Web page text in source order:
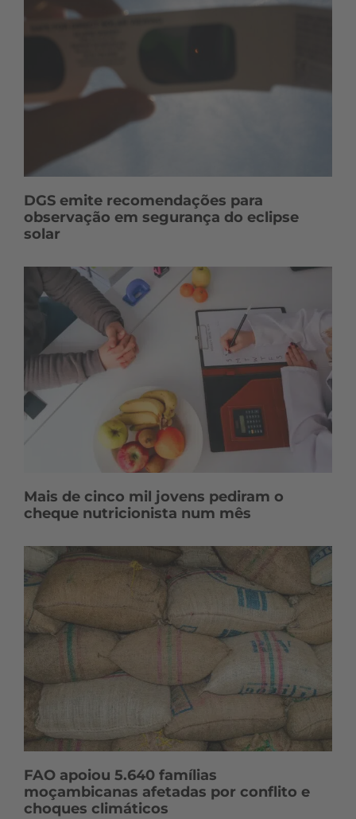
DGS emite recomendações para
observação em segurança do eclipse
solar
Mais de cinco mil jovens pediram o
cheque nutricionista num mês
FAO apoiou 5.640 famílias
moçambicanas afetadas por conflito e
choques climáticos